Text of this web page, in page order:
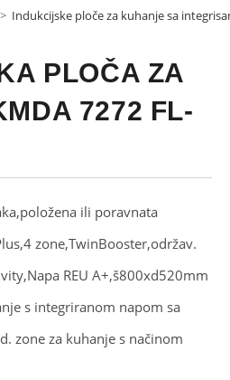
> Indukcijske ploče za kuhanje sa
PLOČA ZA
7272 FL-
ili poravnata
zone,TwinBooster,održav.
REU A+,š800xd520mm
s integriranom napom sa
zone za kuhanje s načinom